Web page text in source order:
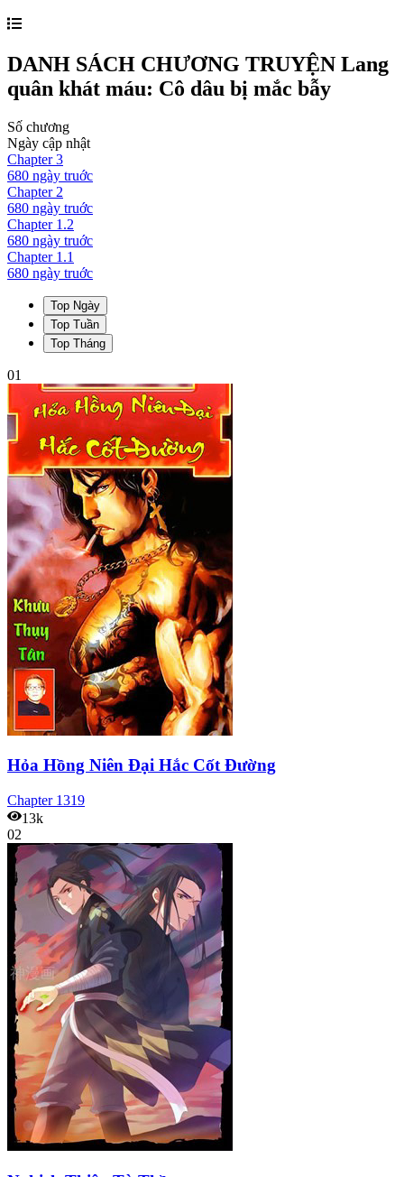
DANH SÁCH CHƯƠNG TRUYỆN Lang
quân khát máu: Cô dâu bị mắc bẫy
Số chương
Ngày cập nhật
Chapter3
680 ngày truớc
Chapter 2
680 ngày truớc
Chapter 1.2
680 ngày truớc
Chapter 1.1
680 ngày truớc
Top Ngày
Top Tuần
Top Tháng
01
Hỏa Hồng Niên Đại Hắc Cốt Đường
Chapter 1319
13k
02